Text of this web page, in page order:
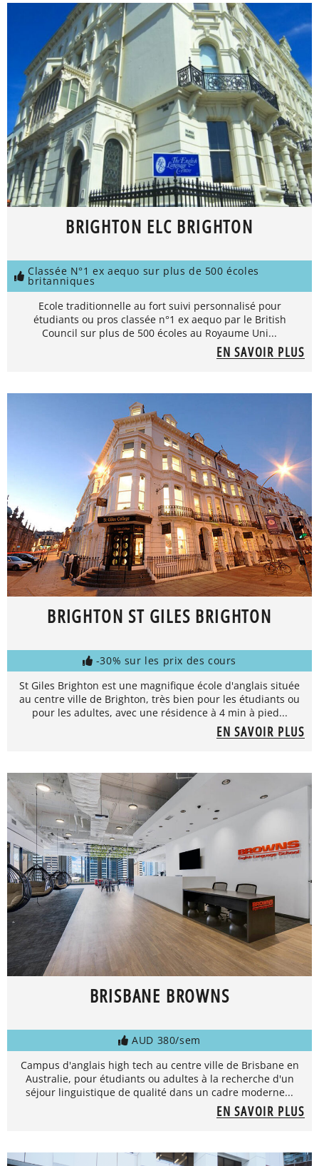
BRIGHTON ELC BRIGHTON
Classée N°1 ex aequo sur plus de 500 écoles
britanniques
Ecole traditionnelle au fort suivi personnalisé pour
étudiants ou pros classée n°1 ex aequo par le British
Council sur plus de 500 écoles au Royaume Uni...
EN SAVOIR PLUS
BRIGHTON ST GILES BRIGHTON
-30% sur les prix des cours
St Giles Brighton est une magnifique école d'anglais située
au centre ville de Brighton, très bien pour les étudiants ou
pour les adultes, avec une résidence à 4 min à pied...
EN SAVOIR PLUS
BRISBANE BROWNS
AUD 380/sem
Campus d'anglais high tech au centre ville de Brisbane en
Australie, pour étudiants ou adultes à la recherche d'un
séjour linguistique de qualité dans un cadre moderne...
EN SAVOIR PLUS